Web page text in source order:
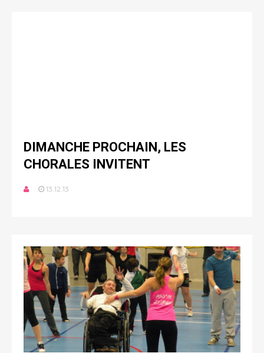
DIMANCHE PROCHAIN, LES
CHORALES INVITENT
13.12.13